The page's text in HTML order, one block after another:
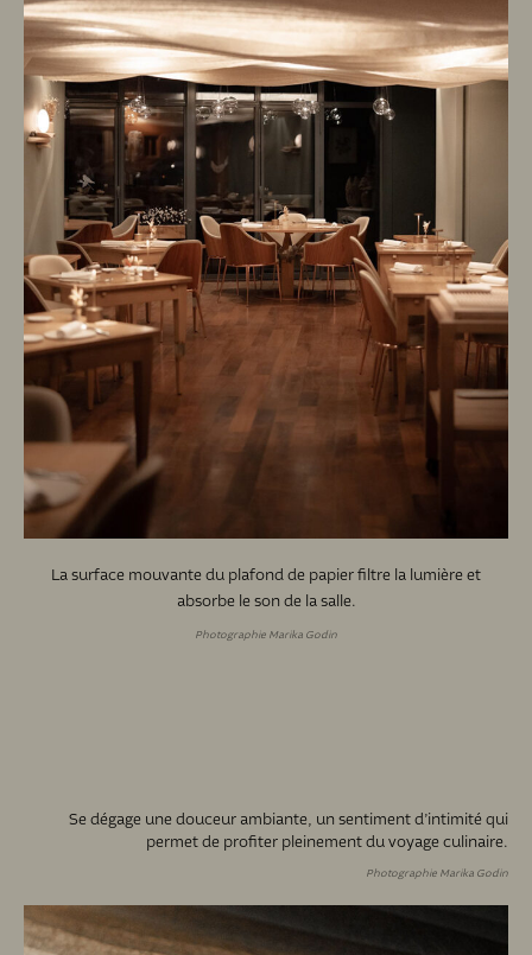
La surface mouvante du plafond de papier filtre la lumière et
absorbe le son de la salle.
Photographie Marika Godin
Se dégage une douceur ambiante, un sentiment d’intimité qui
permet de profiter pleinement du voyage culinaire.
Photographie Marika Godin